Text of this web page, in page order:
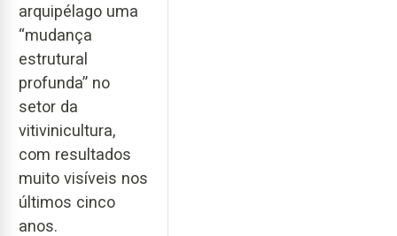
arquipélago uma
“mudança
estrutural
profunda” no
setor da
vitivinicultura,
com resultados
muito visíveis nos
últimos cinco
anos.